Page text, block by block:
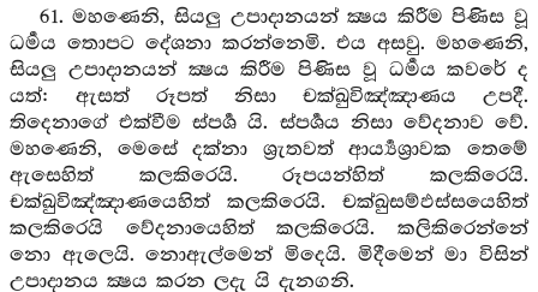
61. මහණෙනි, සියලු උපාදානයන් ක්‍ෂය කිරීම පිණිස වූ
ධර්‍මය තොපට දේශනා කරන්නෙමි. එය අසවු. මහණෙනි,
සියලු උපාදානයන් ක්‍ෂය කිරීම පිණිස වූ ධර්‍මය කවරේ ද
යත්: ඇසත් රූපත් නිසා චක්ඛුවිඤ්ඤාණය උපදී.
තිදෙනාගේ එක්වීම ස්පර්‍ශ යි. ස්පර්‍ශය නිසා වේදනාව වේ.
මහණෙනි, මෙසේ දක්නා ශ්‍රැතවත් ආර්‍ය්‍යශ්‍රාවක තෙමේ
ඇසෙහිත් කලකිරෙයි. රූපයන්හිත් කලකිරෙයි.
චක්ඛුවිඤ්ඤාණයෙහිත් කලකිරෙයි. චක්ඛුසම්ඵස්සයෙහිත්
කලකිරෙයි වේදනායෙහිත් කලකිරෙයි. කලිකිරෙන්නේ
නො ඇලෙයි. නොඇල්මෙන් මිදෙයි. මිදීමෙන් මා විසින්
උපාදානය ක්‍ෂය කරන ලදැ යි දැනගනි.